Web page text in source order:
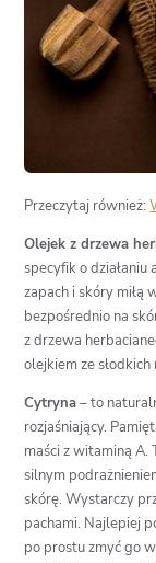
Przeczytaj również:
Olejek z drzewa
specyfik o
zapach i skóry miłą
bezpośrednio na
z drzewa
olejkiem ze słodkich
Cytryna– to
rozjaśniający.
maści z witaminą A.
silnym
skórę. Wystarczy
pachami. Najlepiej
po prostu zmyć go